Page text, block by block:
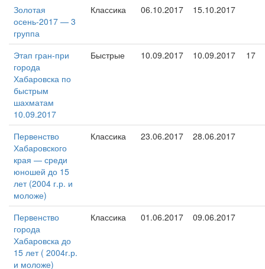
Золотая
осень-2017 — 3
группа
Классика 06.10.2017 15.10.2017
Этап гран-при
города
Хабаровска по
быстрым
шахматам
10.09.2017
Быстрые 10.09.2017 10.09.2017 17
Первенство
Хабаровского
края — среди
юношей до 15
лет (2004 г.р. и
моложе)
Классика 23.06.2017 28.06.2017
Первенство
города
Хабаровска до
15 лет ( 2004г.р.
и моложе)
Классика 01.06.2017 09.06.2017